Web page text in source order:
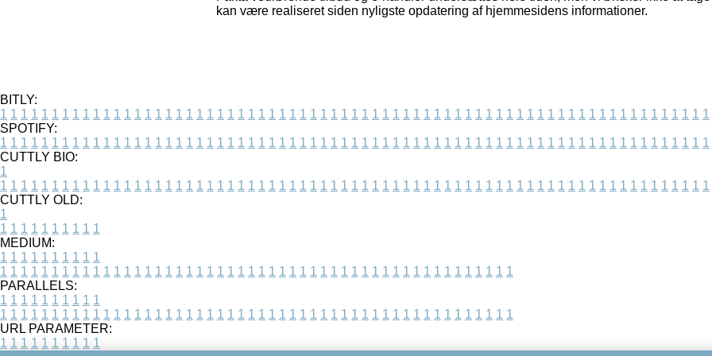
kan være realiseret siden nyligste opdatering af hjemmesidens informationer.
BITLY:
1 1 1 1 1 1 1 1 1 1 1 1 1 1 1 1 1 1 1 1 1 1 1 1 1 1 1 1 1 1 1 1 1 1 1 1 1 1 1 1 1 1 1 1 1 1 1 1 1 1 1 1 1 1 1 1 1 1 1 1 1 1 1 1 1 1 1 1 1
SPOTIFY:
1 1 1 1 1 1 1 1 1 1 1 1 1 1 1 1 1 1 1 1 1 1 1 1 1 1 1 1 1 1 1 1 1 1 1 1 1 1 1 1 1 1 1 1 1 1 1 1 1 1 1 1 1 1 1 1 1 1 1 1 1 1 1 1 1 1 1 1 1
CUTTLY BIO:
1
1 1 1 1 1 1 1 1 1 1 1 1 1 1 1 1 1 1 1 1 1 1 1 1 1 1 1 1 1 1 1 1 1 1 1 1 1 1 1 1 1 1 1 1 1 1 1 1 1 1 1 1 1 1 1 1 1 1 1 1 1 1 1 1 1 1 1 1 1
CUTTLY OLD:
1
1 1 1 1 1 1 1 1 1 1
MEDIUM:
1 1 1 1 1 1 1 1 1 1
1 1 1 1 1 1 1 1 1 1 1 1 1 1 1 1 1 1 1 1 1 1 1 1 1 1 1 1 1 1 1 1 1 1 1 1 1 1 1 1 1 1 1 1 1 1 1 1 1 1
PARALLELS:
1 1 1 1 1 1 1 1 1 1
1 1 1 1 1 1 1 1 1 1 1 1 1 1 1 1 1 1 1 1 1 1 1 1 1 1 1 1 1 1 1 1 1 1 1 1 1 1 1 1 1 1 1 1 1 1 1 1 1 1
URL PARAMETER:
1 1 1 1 1 1 1 1 1 1